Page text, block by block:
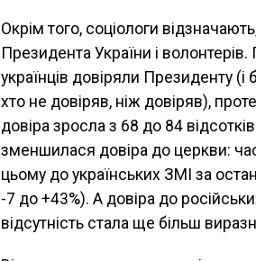
Окрім того, соціологи
Президента України і
українців довіряли Президенту
хто не довіряв, ніж довіряв),
довіра зросла з 68 до 84
зменшилася довіра до церкви:
цьому до українських ЗМІ за
-7 до +43%). А довіра до
відсутність стала ще більш